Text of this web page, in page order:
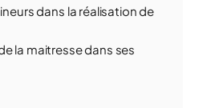
dans la réalisation de
la maitresse dans ses